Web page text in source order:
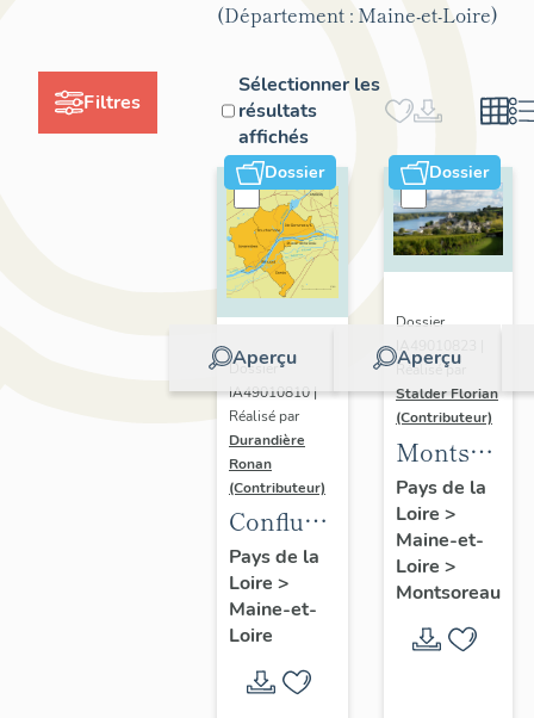
Filtres
(Département : Maine-et-Loire)
Sélectionner les
résultats
affichés
Dossier
Aperçu
Dossier
IA49010810 |
Réalisé par
Durandière
Ronan
(Contributeur)
Confluence
Maine-
Loire :
présentation
l'opération
Pays de la
Loire >
Maine-et-
Loire
Dossier
Aperçu
Dossier
IA49010823 |
Réalisé par
Stalder Florian
(Contributeur)
Montsoreau
:
de la
commune
Pays de la
Loire >
Maine-et-
Loire >
Montsoreau